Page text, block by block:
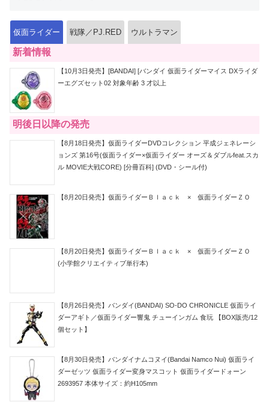
仮面ライダー 戦隊／PJ.RED ウルトラマン
新着情報
【10月3日発売】[BANDAI] [バンダイ 仮面ライダーマイス DXライダ
ーエグズセット02 対象年齢 3 才以上
明後日以降の発売
【8月18日発売】仮面ライダーDVDコレクション 平成ジェネレーシ
ョンズ 第16号(仮面ライダー×仮面ライダー オーズ＆ダブルfeat.スカ
ル MOVIE大戦CORE) [分冊百科] (DVD・シール付)
【8月20日発売】仮面ライダーＢｌａｃｋ × 仮面ライダーＺＯ
【8月20日発売】仮面ライダーＢｌａｃｋ × 仮面ライダーＺＯ
(小学館クリエイティブ単行本)
【8月26日発売】バンダイ(BANDAI) SO-DO CHRONICLE 仮面ライ
ダーアギト／仮面ライダー響鬼 チューインガム 食玩 【BOX販売/12
個セット】
【8月30日発売】バンダイナムコヌイ(Bandai Namco Nui) 仮面ライ
ダーゼッツ 仮面ライダー変身マスコット 仮面ライダードォーン
2693957 本体サイズ：約H105mm